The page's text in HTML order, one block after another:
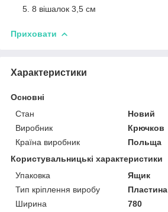
8 вішалок 3,5 см
Приховати
Характеристики
Основні
Стан
Новий
Виробник
Крючков
Країна виробник
Польща
Користувальницькі характеристики
Упаковка
Ящик
Тип кріплення виробу
Пластина
Ширина
780